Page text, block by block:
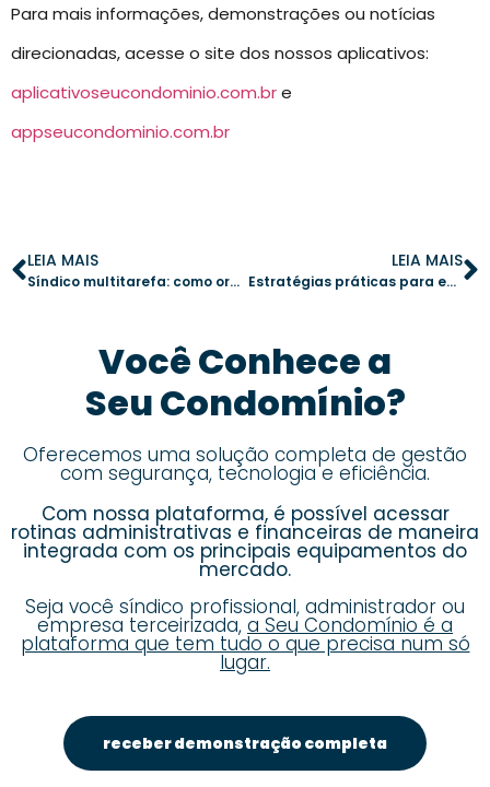
Para mais informações, demonstrações ou notícias
direcionadas, acesse o site dos nossos aplicativos:
aplicativoseucondominio.com.bre
appseucondominio.com.br
LEIA MAIS
Síndico multitarefa: como organizar uma gestão eficiente e sem complicações
LEIA MAIS
Estratégias práticas para evitar problemas com contratos de fornecedores em condomínios
Você Conhece a
Seu Condomínio?
Oferecemos uma solução completa de gestão
com segurança, tecnologia e eficiência.
Com nossa plataforma, é possível acessar
rotinas administrativas e financeiras de maneira
integrada com os principais equipamentos do
mercado.
Seja você síndico profissional, administrador ou
empresa terceirizada, a Seu Condomínio é a
plataforma que tem tudo o que precisa num só
lugar.
receber demonstração completa